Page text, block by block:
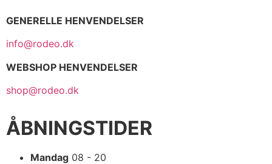
GENERELLE HENVENDELSER
info@rodeo.dk
WEBSHOP HENVENDELSER
shop@rodeo.dk
ÅBNINGSTIDER
Mandag 08 - 20